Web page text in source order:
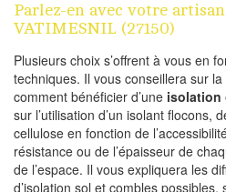
Parlez-en avec votre
VATIMESNIL (27150)
Plusieurs choix s’offrent à vous en
techniques. Il vous conseillera sur
comment bénéficier d’une isolation
sur l’utilisation d’un isolant flocons,
cellulose en fonction de
résistance ou de l’épaisseur de
de l’espace. Il vous expliquera les
d’isolation sol et combles possibles,